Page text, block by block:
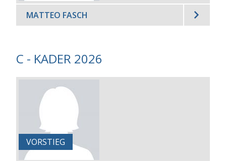
MATTEO FASCH
C - KADER 2026
VORSTIEG